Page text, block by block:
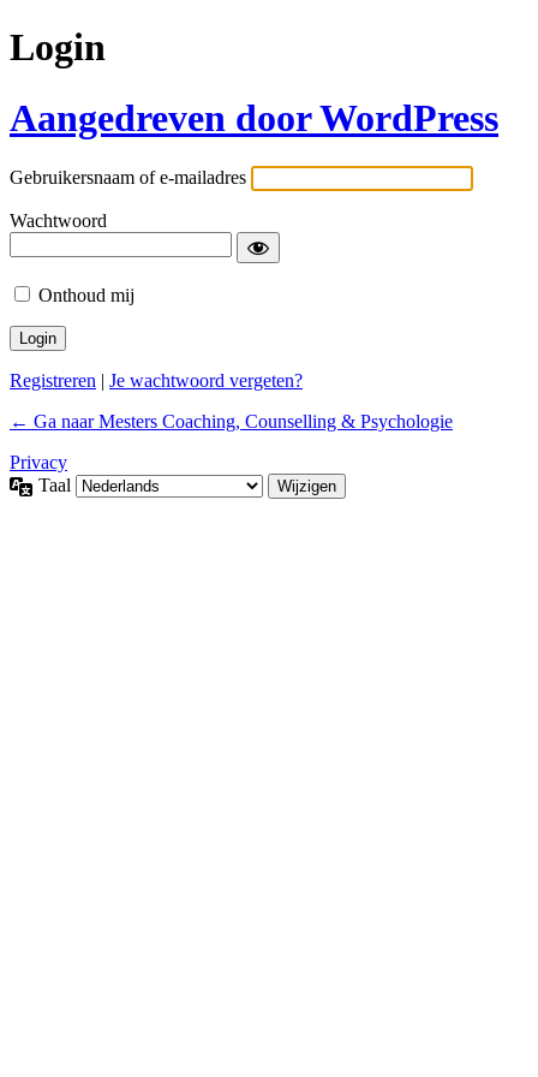
Login
Aangedreven door WordPress
Gebruikersnaam of e-mailadres
Wachtwoord
Onthoud mij
Registreren | Je wachtwoord vergeten?
← Ga naar Mesters Coaching, Counselling & Psychologie
Privacy
Taal